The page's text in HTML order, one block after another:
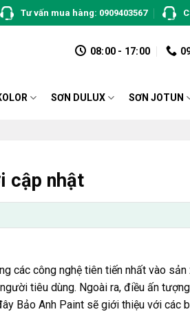
Tư vấn mua hàng: 0909403567
08:00 - 17:00
SƠN DULUX SƠN JOTUN
cập nhật
các công nghệ tiên tiến nhất vào
tiêu dùng. Ngoài ra, điều ấn
Bảo Anh Paint sẽ giới thiệu với các